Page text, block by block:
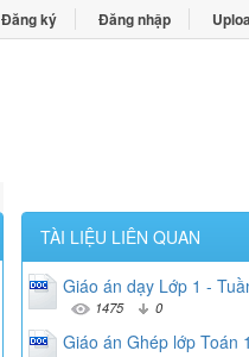
Đăng ký Đăng nhập
TÀI LIỆU LIÊN QUAN
Giáo án dạy Lớp 1 -
1475 0
Giáo án Ghép lớp Toán